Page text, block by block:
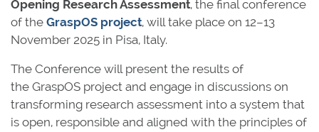
Opening Research Assessment, the final conference
of the GraspOS project, will take place on 12–13
November 2025 in Pisa, Italy.
The Conference will present the results of
the GraspOS project and engage in discussions on
transforming research assessment into a system that
is open, responsible and aligned with the principles of